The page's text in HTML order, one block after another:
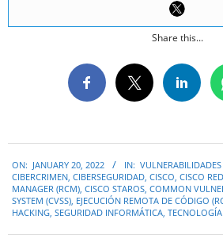
Share this...
01-
20
ON: JANUARY 20, 2022 IN: VULNERABILIDADES
CIBERCRIMEN, CIBERSEGURIDAD, CISCO, CISCO
MANAGER (RCM), CISCO STAROS, COMMON
SYSTEM (CVSS), EJECUCIÓN REMOTA DE CÓDIGO
HACKING, SEGURIDAD INFORMÁTICA, TECNOLOGÍA